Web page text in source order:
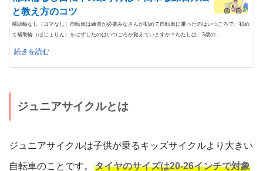
と教え方のコツ
補助輪なし（コマなし）自転車は練習が必要みなさんが初めて自転車に乗ったのはいつごろで、初め
て補助輪（ほじょりん）をはずしたのはいつごろか覚えていますか？わたしは、3歳の...
続きを読む
ジュニアサイクルとは
ジュニアサイクルは子供が乗るキッズサイクルより大きい
自転車のことです。 タイヤのサイズは20-26インチで対象